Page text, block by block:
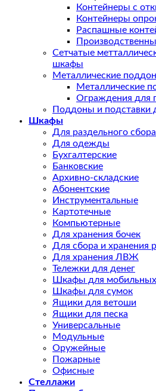
Контейнеры с
Контейнеры
Распашные
Сетчатые
шкафы
Металлические
Металлические
Ограждения для
Поддоны и подставки
Шкафы
Для раздельного
Для одежды
Бухгалтерские
Банковские
Архивно-складские
Абонентские
Инструментальные
Картотечные
Компьютерные
Для хранения бочек
Для сбора и хранения
Для хранения ЛВЖ
Тележки для денег
Шкафы для
Шкафы для сумок
Ящики для ветоши
Ящики для песка
Универсальные
Модульные
Оружейные
Пожарные
Офисные
Стеллажи